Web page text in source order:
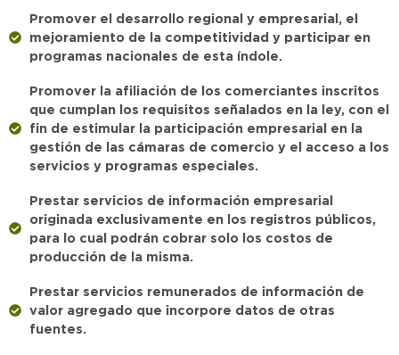
Promover el desarrollo regional y empresarial, el
mejoramiento de la competitividad y participar en
programas nacionales de esta índole.
Promover la afiliación de los comerciantes inscritos
que cumplan los requisitos señalados en la ley, con el
fin de estimular la participación empresarial en la
gestión de las cámaras de comercio y el acceso a los
servicios y programas especiales.
Prestar servicios de información empresarial
originada exclusivamente en los registros públicos,
para lo cual podrán cobrar solo los costos de
producción de la misma.
Prestar servicios remunerados de información de
valor agregado que incorpore datos de otras
fuentes.